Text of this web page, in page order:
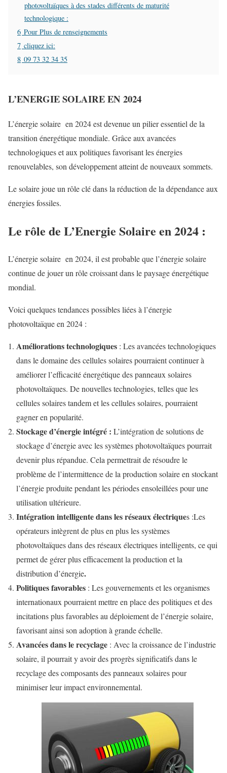
photovoltaïques à des stades différents de maturité
technologique :
6 Pour Plus de renseignements
7 cliquez ici:
8 09 73 32 34 35
L’ENERGIE SOLAIRE EN 2024
L’énergie solaire en 2024 est devenue un pilier essentiel de la
transition énergétique mondiale. Grâce aux avancées
technologiques et aux politiques favorisant les énergies
renouvelables, son développement atteint de nouveaux sommets.
Le solaire joue un rôle clé dans la réduction de la dépendance aux
énergies fossiles.
Le rôle de L’Energie Solaire en 2024 :
L’énergie solaire en 2024, il est probable que l’énergie solaire
continue de jouer un rôle croissant dans le paysage énergétique
mondial.
Voici quelques tendances possibles liées à l’énergie
photovoltaïque en 2024 :
Améliorations technologiques : Les avancées technologiques
dans le domaine des cellules solaires pourraient continuer à
améliorer l’efficacité énergétique des panneaux solaires
photovoltaïques. De nouvelles technologies, telles que les
cellules solaires tandem et les cellules solaires, pourraient
gagner en popularité.
Stockage d’énergie intégré : L’intégration de solutions de
stockage d’énergie avec les systèmes photovoltaïques pourrait
devenir plus répandue. Cela permettrait de résoudre le
problème de l’intermittence de la production solaire en stockant
l’énergie produite pendant les périodes ensoleillées pour une
utilisation ultérieure.
Intégration intelligente dans les réseaux électriques :Les
opérateurs intègrent de plus en plus les systèmes
photovoltaïques dans des réseaux électriques intelligents, ce qui
permet de gérer plus efficacement la production et la
distribution d’énergie.
Politiques favorables : Les gouvernements et les organismes
internationaux pourraient mettre en place des politiques et des
incitations plus favorables au déploiement de l’énergie solaire,
favorisant ainsi son adoption à grande échelle.
Avancées dans le recyclage : Avec la croissance de l’industrie
solaire, il pourrait y avoir des progrès significatifs dans le
recyclage des composants des panneaux solaires pour
minimiser leur impact environnemental.